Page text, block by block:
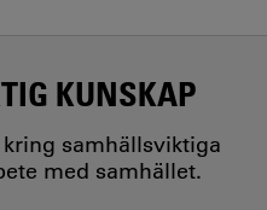
KUNSKAP
samhällsviktiga
med samhället.